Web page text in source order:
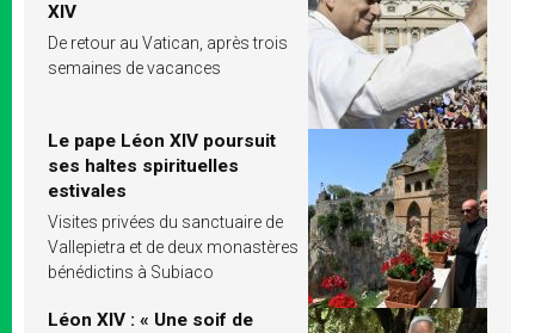
XIV
De retour au Vatican, après trois
semaines de vacances
Le pape Léon XIV poursuit
ses haltes spirituelles
estivales
Visites privées du sanctuaire de
Vallepietra et de deux monastères
bénédictins à Subiaco
Léon XIV : « Une soif de